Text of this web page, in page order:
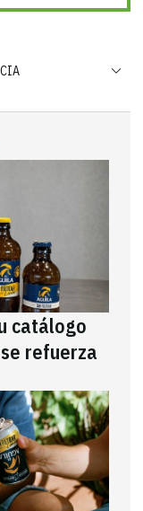
catálogo
refuerza